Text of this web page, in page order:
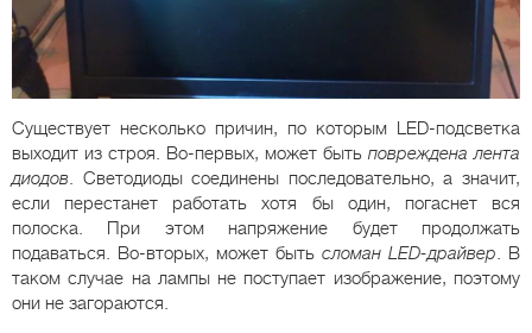
Существует несколько причин, по которым LED-подсветка
выходит из строя. Во-первых, может быть повреждена лента
диодов. Светодиоды соединены последовательно, а значит,
если перестанет работать хотя бы один, погаснет вся
полоска. При этом напряжение будет продолжать
подаваться. Во-вторых, может быть сломан LED-драйвер. В
таком случае на лампы не поступает изображение, поэтому
они не загораются.